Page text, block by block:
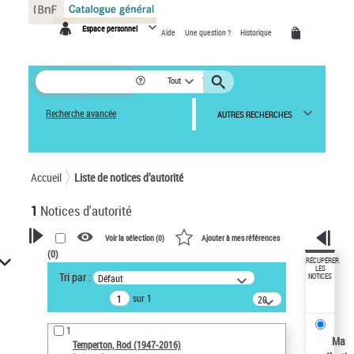
Espace personnel Aide Une question ? Historique
Tout
Recherche avancée AUTRES RECHERCHES
Accueil Liste de notices d’autorité
1 Notices d'autorité
VOTRE RECHERCHE
Recherche avancée dans les
notices d’autorité
Œuvres liées à l'auteur :
Temperton, Rod (1947-2016)
Voir la sélection (0) Ajouter à mes références
(0)
Tri par : Défaut
sur 1
20
résultats/page
1
Temperton, Rod (1947-2016)
RÉCUPÉRER
LES
NOTICES
Ma
Panneau de gestion des cookies